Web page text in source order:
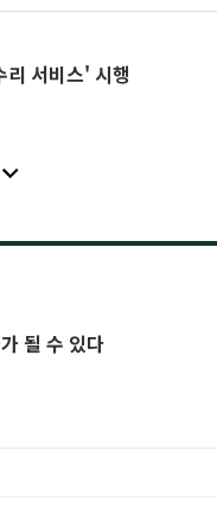
서비스' 시행
될 수 있다